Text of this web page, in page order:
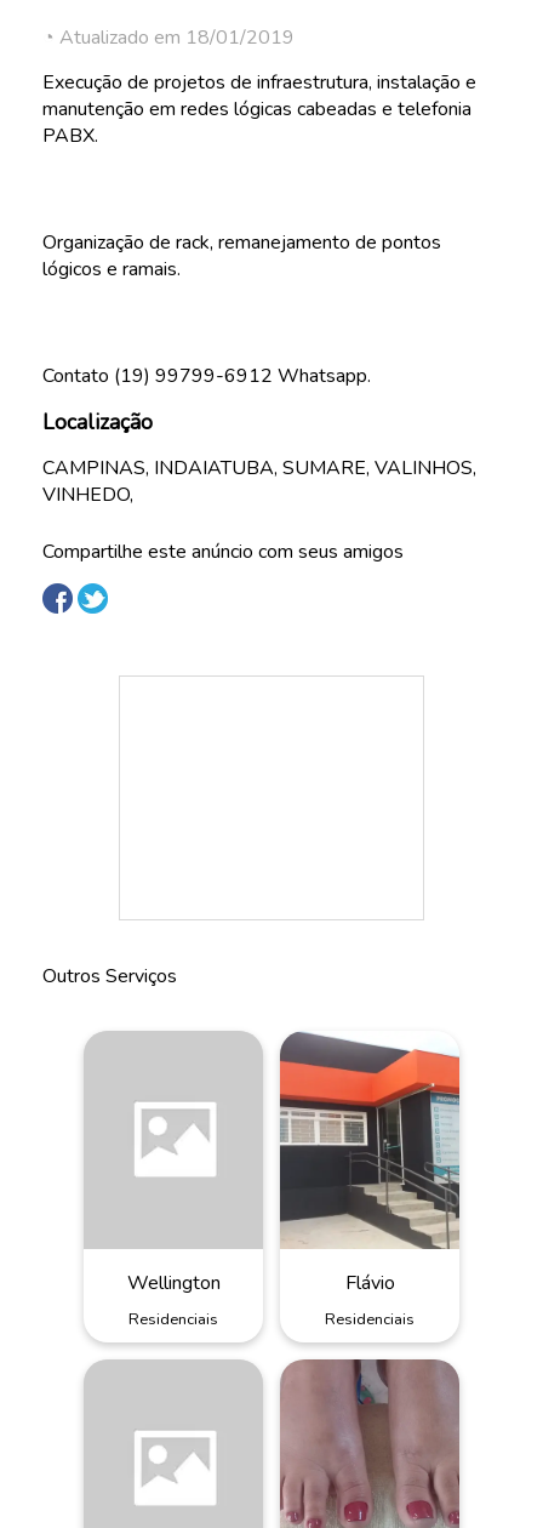
◔ Atualizado em 18/01/2019
Execução de projetos de infraestrutura, instalação e
manutenção em redes lógicas cabeadas e telefonia
PABX.
Organização de rack, remanejamento de pontos
lógicos e ramais.
Contato (19) 99799-6912 Whatsapp.
Localização
CAMPINAS, INDAIATUBA, SUMARE, VALINHOS,
VINHEDO,
Compartilhe este anúncio com seus amigos
Outros Serviços
Wellington
Residenciais
Flávio
Residenciais